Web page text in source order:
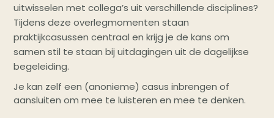
uitwisselen met collega’s uit verschillende disciplines?
Tijdens deze overlegmomenten staan
praktijkcasussen centraal en krijg je de kans om
samen stil te staan bij uitdagingen uit de dagelijkse
begeleiding.
Je kan zelf een (anonieme) casus inbrengen of
aansluiten om mee te luisteren en mee te denken.